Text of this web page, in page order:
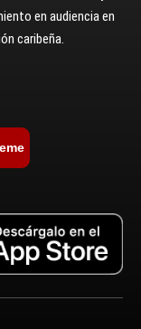
en audiencia en
caribeña.